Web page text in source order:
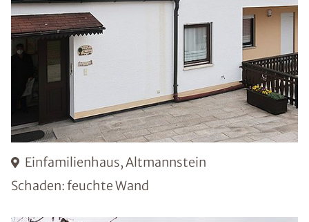
Einfamilienhaus, Altmannstein
Schaden: feuchte Wand